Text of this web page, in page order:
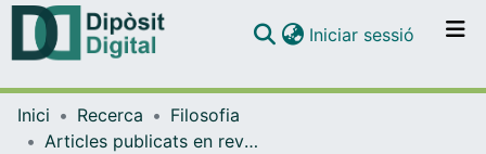
Navega per tot el DD
Iniciar sessió (current)
Inici Recerca
Filosofia
Articles publicats en revistes (Filosofia)